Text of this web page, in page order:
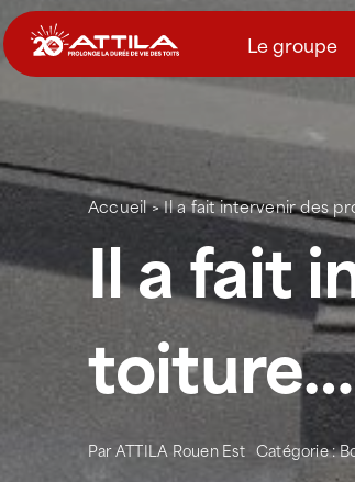
Passer
au
contenu
Le groupe
Accueil>Il a fait intervenir des
Il a fait
toiture…
ParATTILA Rouen Est Catégorie :